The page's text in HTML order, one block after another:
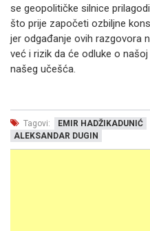
se geopolitičke silnice
što prije započeti ozbiljne
jer odgađanje ovih razgovora
već i rizik da će odluke o
našeg učešća.
Tagovi: EMIR HADŽIKADUNIĆ
ALEKSANDAR DUGIN